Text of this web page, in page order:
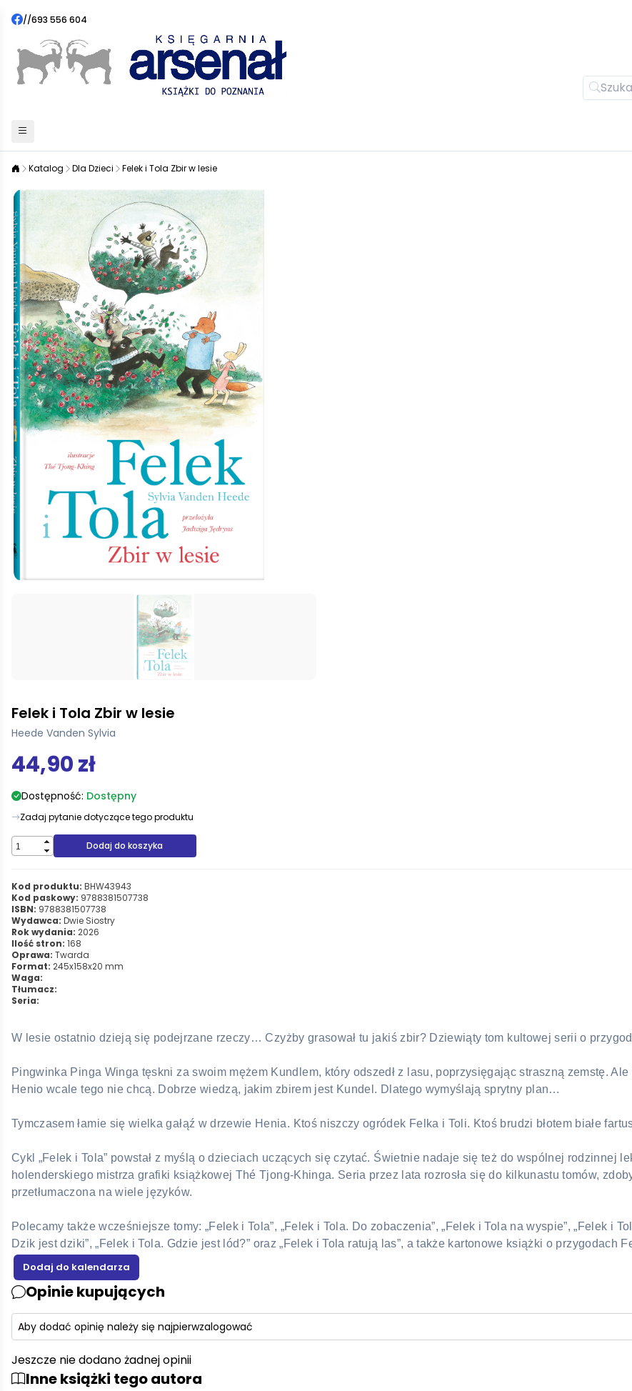
//693 556 604
Katalog Dla Dzieci Felek i Tola Zbir w lesie
Felek i Tola Zbir w lesie
Heede Vanden Sylvia
44,90 zł
Dostępność: Dostępny
Zadaj pytanie dotyczące tego produktu
Dodaj do koszyka
Kod produktu: BHW43943
Kod paskowy: 9788381507738
ISBN: 9788381507738
Wydawca: Dwie Siostry
Rok wydania: 2026
Ilość stron: 168
Oprawa: Twarda
Format: 245x158x20 mm
Waga:
Tłumacz:
Seria:
W lesie ostatnio dzieją się podejrzane rzeczy… Czyżby grasował tu jakiś zbir? Dziewiąty tom kultowej serii o
Pingwinka Pinga Winga tęskni za swoim mężem Kundlem, który odszedł z lasu, poprzysięgając straszną zemstę.
Henio wcale tego nie chcą. Dobrze wiedzą, jakim zbirem jest Kundel. Dlatego wymyślają sprytny plan…
Tymczasem łamie się wielka gałąź w drzewie Henia. Ktoś niszczy ogródek Felka i Toli. Ktoś brudzi błotem białe
Cykl „Felek i Tola” powstał z myślą o dzieciach uczących się czytać. Świetnie nadaje się też do wspólnej rodzinnej
holenderskiego mistrza grafiki książkowej Thé Tjong-Khinga. Seria przez lata rozrosła się do kilkunastu tomów,
przetłumaczona na wiele języków.
Polecamy także wcześniejsze tomy: „Felek i Tola”, „Felek i Tola. Do zobaczenia”, „Felek i Tola na wyspie”, „Felek i
Dzik jest dziki”, „Felek i Tola. Gdzie jest lód?” oraz „Felek i Tola ratują las”, a także kartonowe książki o przygodach
Opinie kupujących
Aby dodać opinię należy się najpierwzalogować
Jeszcze nie dodano żadnej opinii
Inne książki tego autora